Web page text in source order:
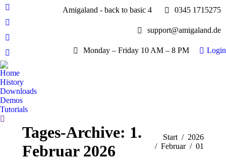
Facebook
page
opens
new
window
YouTube
page
opens
in
new
window
Whatsapp
page
opens
in
new
window
E-
Mail
page
opens
in
new
Amigaland - back to basic 4 0345 1715275
support@amigaland.de
Monday – Friday 10 AM – 8 PM Login
Home
History
Downloads
Demos
Tutorials
Search:
Tages-Archive: 1.
Februar 2026
Sie befinden sich hier:
Start
2026
Februar
01